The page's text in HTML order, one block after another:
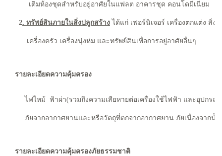
เติมห้องชุดสำหรับอยู่อาศัยในแฟลต อาคารชุด คอนโดมีเนียม
2. ทรัพย์สินภายในสิ่งปลูกสร้าง ได้แก่ เฟอร์นิเจอร์ เครื่องตกแต่ง สิ่
เครื่องครัว เครื่องนุ่งห่ม และทรัพย์สินเพื่อการอยู่อาศัยอื่นๆ
รายละเอียดความคุ้มครอง
ไฟไหม้ ฟ้าผ่า(รวมถึงความเสียหายต่อเครื่องใช้ไฟฟ้า และอุปกรณ์
ภัยจากอากาศยานและหรือวัตถุที่ตกจากอากาศยาน ภัยเนื่องจากน้ำ
รายละเอียดความคุ้มครองภัยธรรมชาติ